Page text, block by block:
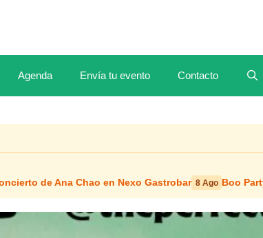
Agenda Envía tu evento Contacto
de Ana Chao en Nexo Gastrobar 8 Ago Boo